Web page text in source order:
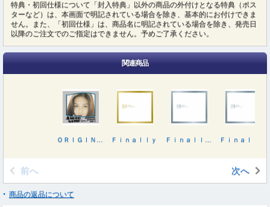
特典・初回仕様について「封入特典」以外の商品の外付けとなる特典（ポス
ターなど）は、本画面で明記されている場合を除き、基本的にお付けできま
せん。また、「初回仕様」は、商品名に明記されている場合を除き、発売日
以降のご注文でのご指定はできません。予めご了承ください。
関連商品
Ｆｉｎａｌｌｙ
前へ 次へ
商品の返品について